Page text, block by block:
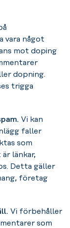
vara något
mot doping
dopning.
trigga
Vi kan
faller
som
länkar,
Detta gäller
företag
Vi förbehåller
som